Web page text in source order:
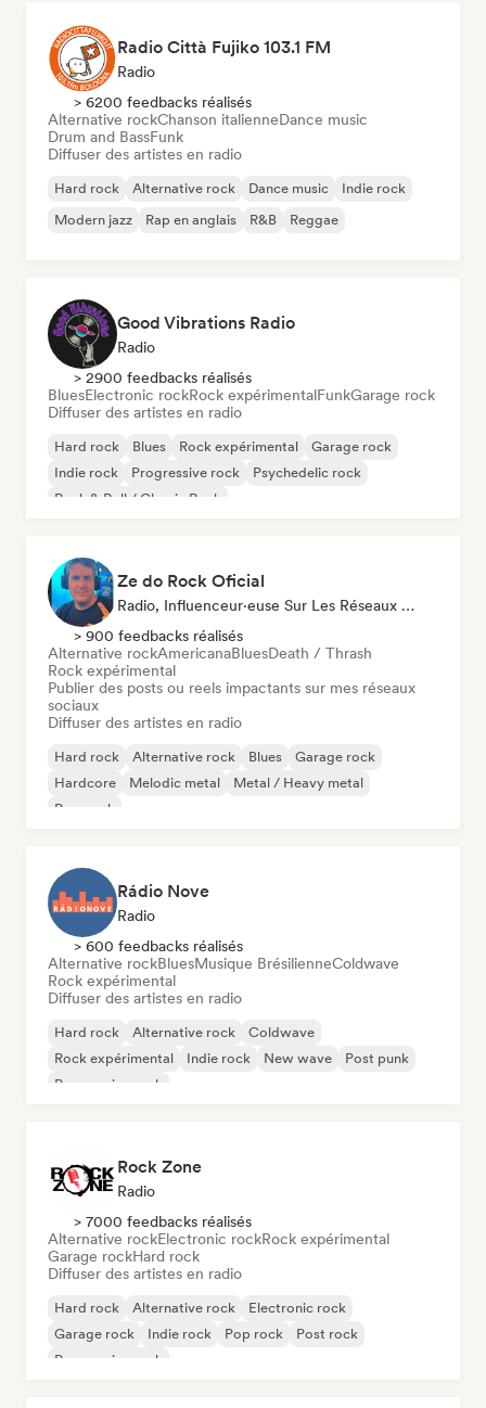
Radio Città Fujiko 103.1 FM
Radio
> 6200 feedbacks réalisés
Alternative rockChanson italienneDance music
Drum and BassFunk
Diffuser des artistes en radio
Hard rock Alternative rock Dance music
Indie rock
Modern jazz
Rap en anglais R&B Reggae
Good Vibrations Radio
Radio
> 2900 feedbacks réalisés
BluesElectronic rockRock expérimentalFunkGarage rock
Diffuser des artistes en radio
Hard rock Blues Rock expérimental
Garage rock
Indie rock
Progressive rock
Psychedelic rock
Rock & Roll / Classic Rock
Ze do Rock Oficial
Radio, Influenceur·euse Sur Les Réseaux Sociaux
> 900 feedbacks réalisés
Alternative rockAmericanaBluesDeath / Thrash
Rock expérimental
Publier des posts ou reels impactants sur mes réseaux
sociaux
Diffuser des artistes en radio
Hard rock Alternative rock Blues
Garage rock
Hardcore
Melodic metal
Metal / Heavy metal
Pop punk
Rádio Nove
Radio
> 600 feedbacks réalisés
Alternative rockBluesMusique BrésilienneColdwave
Rock expérimental
Diffuser des artistes en radio
Hard rock Alternative rock
Coldwave
Rock expérimental
Indie rock New wave
Post punk
Progressive rock
Rock Zone
Radio
> 7000 feedbacks réalisés
Alternative rockElectronic rockRock expérimental
Garage rockHard rock
Diffuser des artistes en radio
Hard rock Alternative rock
Electronic rock
Garage rock
Indie rock Pop rock
Post rock
Progressive rock